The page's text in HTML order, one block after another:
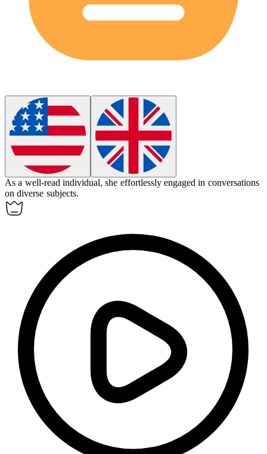
As a well-read individual, she effortlessly engaged in conversations
on diverse subjects.